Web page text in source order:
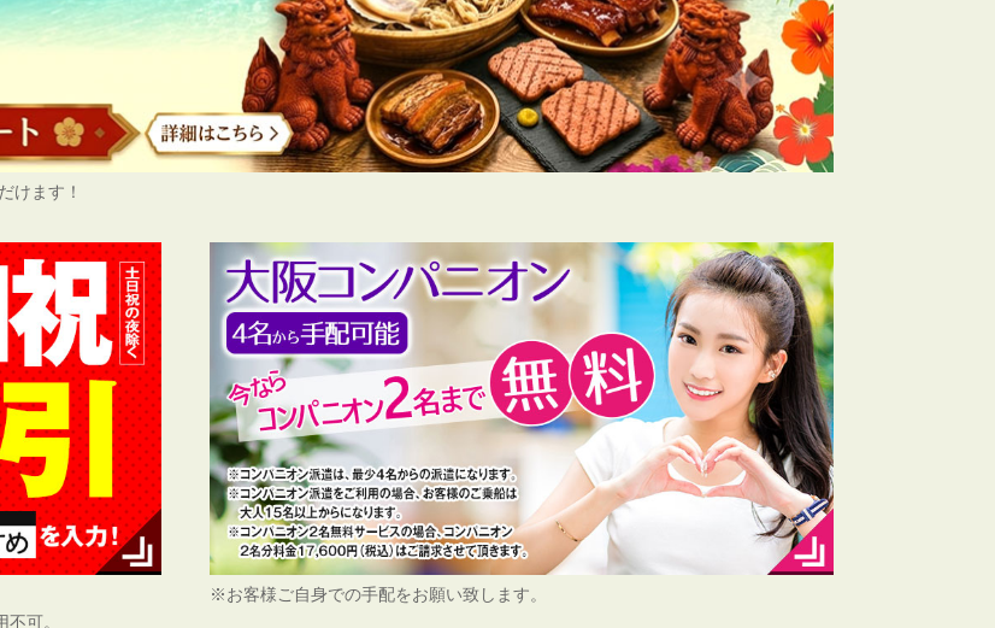
けます！
可。
※お客様ご自身での手配をお願い致します。